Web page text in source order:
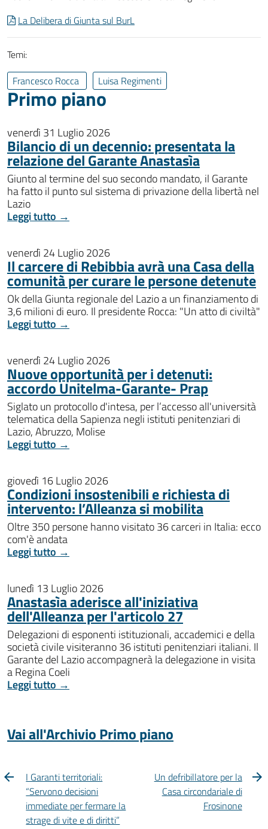
La Delibera di Giunta sul BurL
Temi:
Francesco Rocca
Luisa Regimenti
Primo piano
venerdì 31 Luglio 2026
Bilancio di un decennio: presentata la
relazione del Garante Anastasìa
Giunto al termine del suo secondo mandato, il Garante
ha fatto il punto sul sistema di privazione della libertà nel
Lazio
Leggi tutto →
venerdì 24 Luglio 2026
Il carcere di Rebibbia avrà una Casa della
comunità per curare le persone detenute
Ok della Giunta regionale del Lazio a un finanziamento di
3,6 milioni di euro. Il presidente Rocca: "Un atto di civiltà"
Leggi tutto →
venerdì 24 Luglio 2026
Nuove opportunità per i detenuti:
accordo Unitelma-Garante- Prap
Siglato un protocollo d'intesa, per l’accesso all'università
telematica della Sapienza negli istituti penitenziari di
Lazio, Abruzzo, Molise
Leggi tutto →
giovedì 16 Luglio 2026
Condizioni insostenibili e richiesta di
intervento: l’Alleanza si mobilita
Oltre 350 persone hanno visitato 36 carceri in Italia: ecco
com'è andata
Leggi tutto →
lunedì 13 Luglio 2026
Anastasìa aderisce all'iniziativa
dell'Alleanza per l'articolo 27
Delegazioni di esponenti istituzionali, accademici e della
società civile visiteranno 36 istituti penitenziari italiani. Il
Garante del Lazio accompagnerà la delegazione in visita
a Regina Coeli
Leggi tutto →
Vai all'Archivio Primo piano
I Garanti territoriali:
“Servono decisioni
immediate per fermare la
strage di vite e di diritti”
Un defribillatore per la
Casa circondariale di
Frosinone